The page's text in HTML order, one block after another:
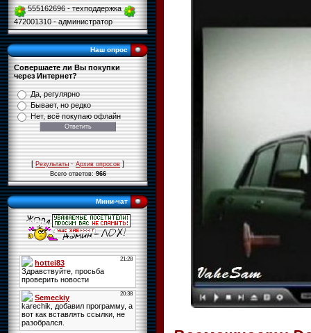
555162696 - техподдержка
472001310 - администратор
Наш опрос
Совершаете ли Вы покупки
через Интернет?
Да, регулярно
Бывает, но редко
Нет, всё покупаю офлайн
[Результаты·Архив опросов]
Всего ответов:966
Мини-чат